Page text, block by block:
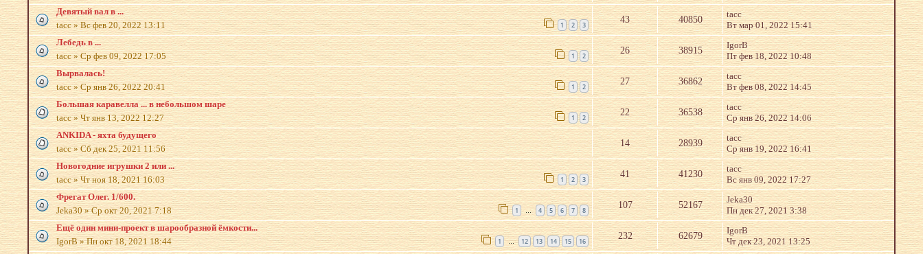
Девятый вал в ...
tacc»Вс фев 20, 2022 13:11 1 2 3
43 40850
tacc
Вт мар 01, 2022 15:41
Лебедь в ...
tacc»Ср фев 09, 2022 17:05 1 2
26 38915
IgorB
Пт фев 18, 2022 10:48
Вырвалась!
tacc»Ср янв 26, 2022 20:41 1 2
27 36862
tacc
Вт фев 08, 2022 14:45
Большая каравелла ... в небольшом шаре
tacc»Чт янв 13, 2022 12:27 1 2
22 36538
tacc
Ср янв 26, 2022 14:06
ANKIDA - яхта будущего
tacc»Сб дек 25, 2021 11:56
14 28939
tacc
Ср янв 19, 2022 16:41
Новогодние игрушки 2 или ...
tacc»Чт ноя 18, 2021 16:03 1 2 3
41 41230
tacc
Вс янв 09, 2022 17:27
Фрегат Олег. 1/600.
Jeka30»Ср окт 20, 2021 7:18 1 … 4 5 6 7 8
107 52167
Jeka30
Пн дек 27, 2021 3:38
Ещё один мини-проект в шарообразной ёмкости...
IgorB»Пн окт 18, 2021 18:44 1 … 12 13 14 15 16
232 62679
IgorB
Чт дек 23, 2021 13:25